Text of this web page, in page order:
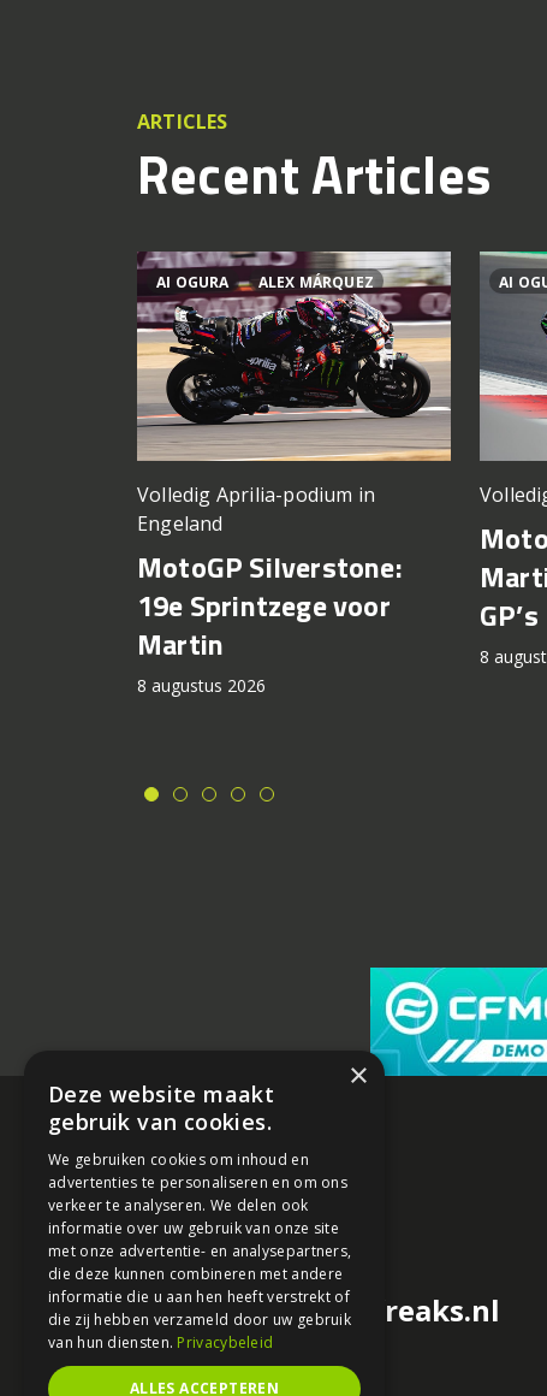
ARTICLES
Recent Articles
AI OGURA ALEX MÁRQUEZ
Volledig Aprilia-podium in
Engeland
MotoGP Silverstone:
19e Sprintzege voor
Martin
8 augustus 2026
AI
GP’s
8
redactie@motorfreaks.nl
×
Deze website maakt
gebruik van cookies.
We gebruiken cookies om inhoud en
advertenties te personaliseren en om ons
verkeer te analyseren. We delen ook
informatie over uw gebruik van onze site
met onze advertentie- en analysepartners,
die deze kunnen combineren met andere
informatie die u aan hen heeft verstrekt of
die zij hebben verzameld door uw gebruik
van hun diensten. Privacybeleid
ALLES ACCEPTEREN